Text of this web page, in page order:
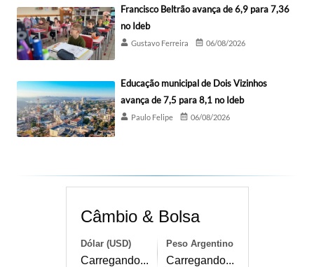
Francisco Beltrão avança de 6,9 para 7,36
no Ideb
Gustavo Ferreira 06/08/2026
Educação municipal de Dois Vizinhos
avança de 7,5 para 8,1 no Ideb
Paulo Felipe 06/08/2026
Câmbio & Bolsa
Dólar (USD)
Carregando...
Peso Argentino
Carregando...